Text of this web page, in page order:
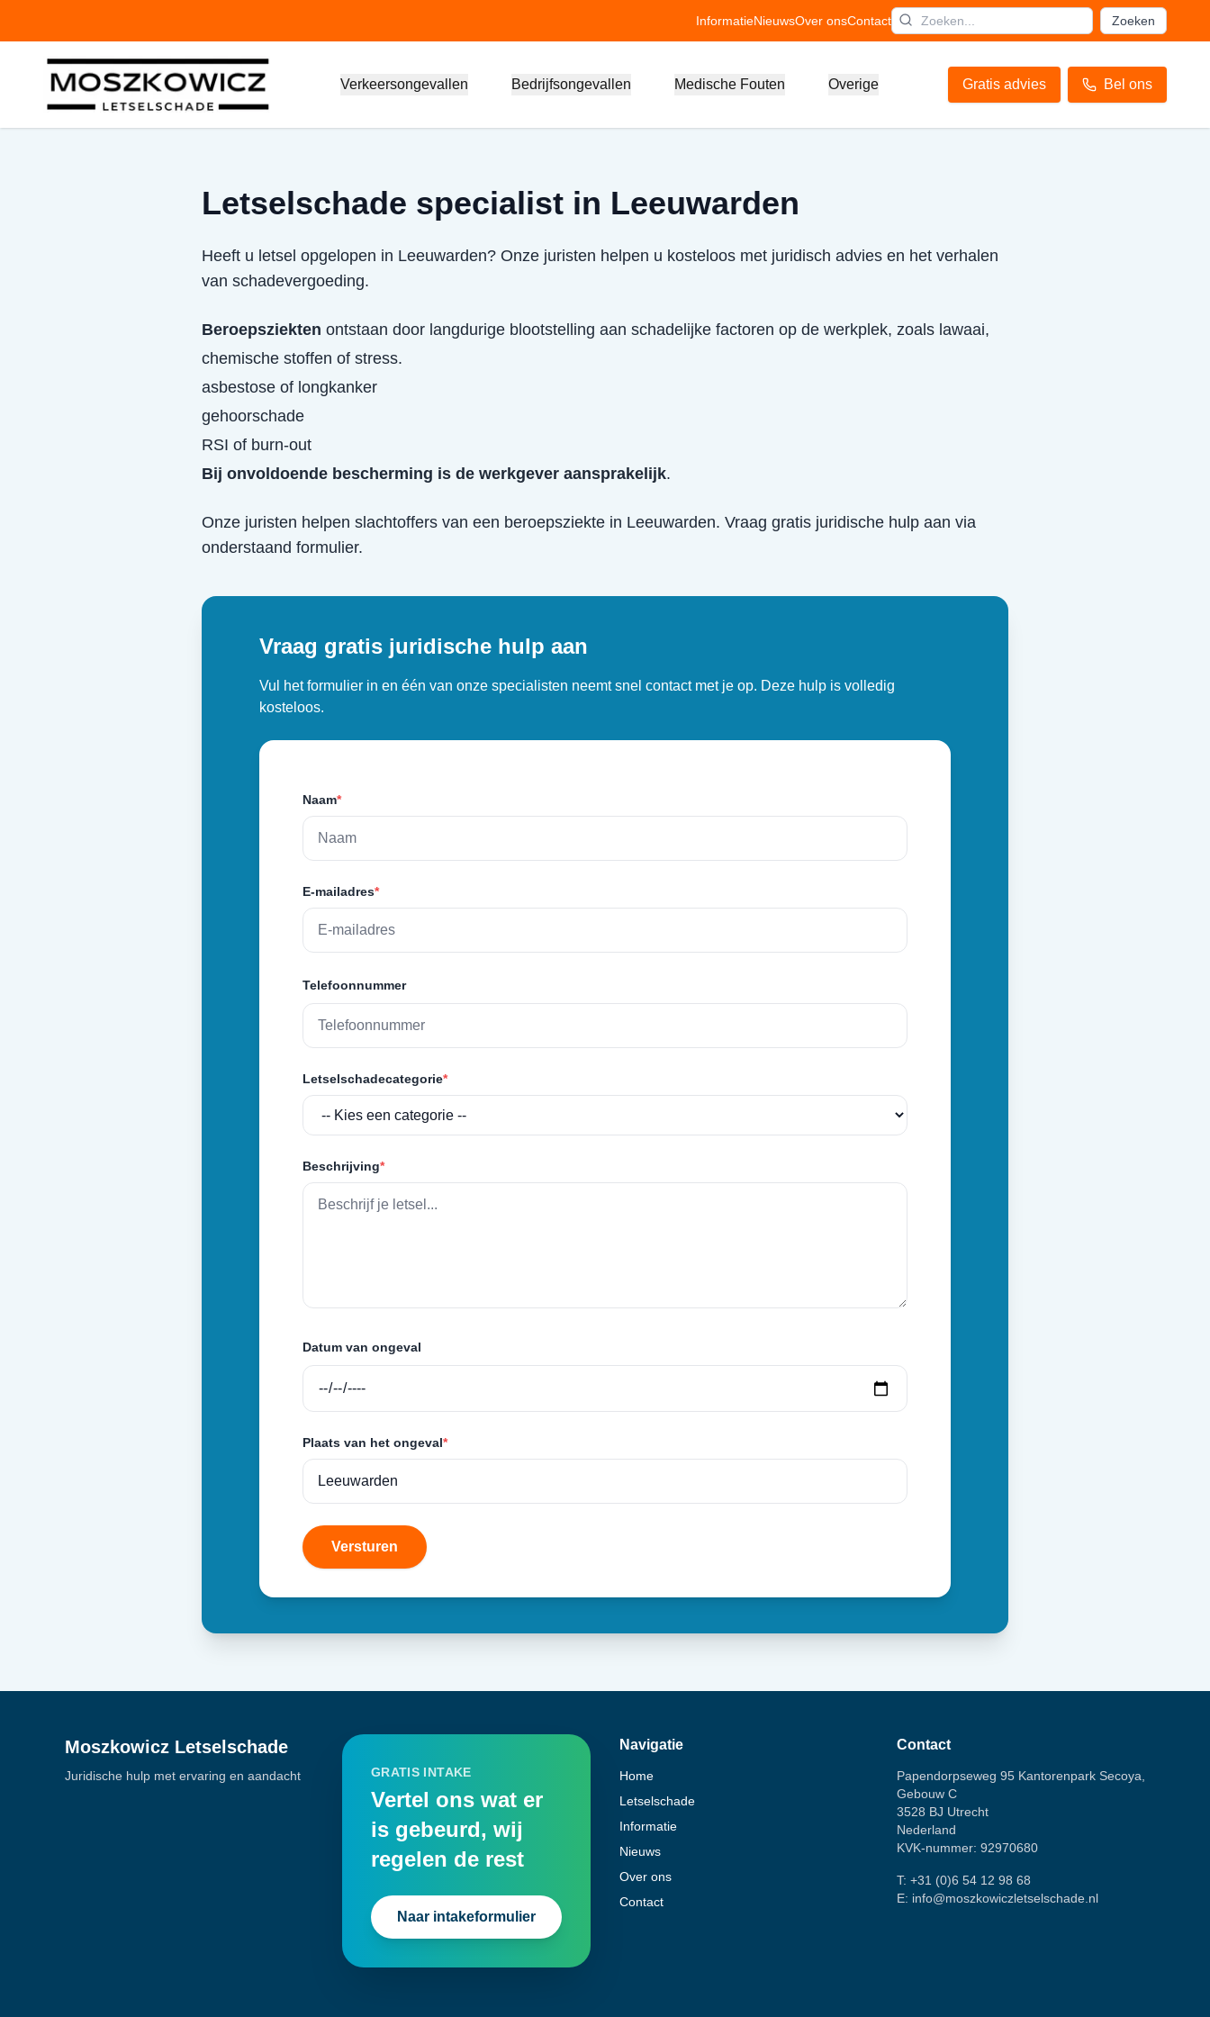
InformatieNieuwsOver onsContact Zoeken
Verkeersongevallen Bedrijfsongevallen Medische Fouten Overige Gratis advies Bel ons
Letselschade specialist in Leeuwarden
Heeft u letsel opgelopen in Leeuwarden? Onze juristen helpen u kosteloos met juridisch advies en het verhalen
van schadevergoeding.
Beroepsziekten ontstaan door langdurige blootstelling aan schadelijke factoren op de werkplek, zoals lawaai,
chemische stoffen of stress.
asbestose of longkanker
gehoorschade
RSI of burn-out
Bij onvoldoende bescherming is de werkgever aansprakelijk.
Onze juristen helpen slachtoffers van een beroepsziekte in Leeuwarden. Vraag gratis juridische hulp aan via
onderstaand formulier.
Vraag gratis juridische hulp aan
Vul het formulier in en één van onze specialisten neemt snel contact met je op. Deze hulp is volledig
kosteloos.
Naam*
E-mailadres*
Telefoonnummer
Letselschadecategorie*
Beschrijving*
Datum van ongeval
Plaats van het ongeval*
Versturen
Moszkowicz Letselschade
Juridische hulp met ervaring en aandacht GRATIS INTAKE
Vertel ons wat er
is gebeurd, wij
regelen de rest
Naar intakeformulier
Navigatie
Home
Letselschade
Informatie
Nieuws
Over ons
Contact
Contact
Papendorpseweg 95 Kantorenpark Secoya,
Gebouw C
3528 BJ Utrecht
Nederland
KVK-nummer: 92970680
T: +31 (0)6 54 12 98 68
E: info@moszkowiczletselschade.nl